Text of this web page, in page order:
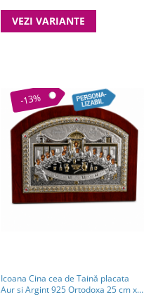
VEZI VARIANTE
-13%
Icoana Cina cea de Taină placata
Aur si Argint 925 Ortodoxa 25 cm x